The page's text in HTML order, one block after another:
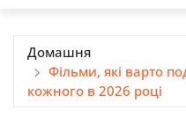
Домашня
Фільми, які варто
кожного в 2026 році